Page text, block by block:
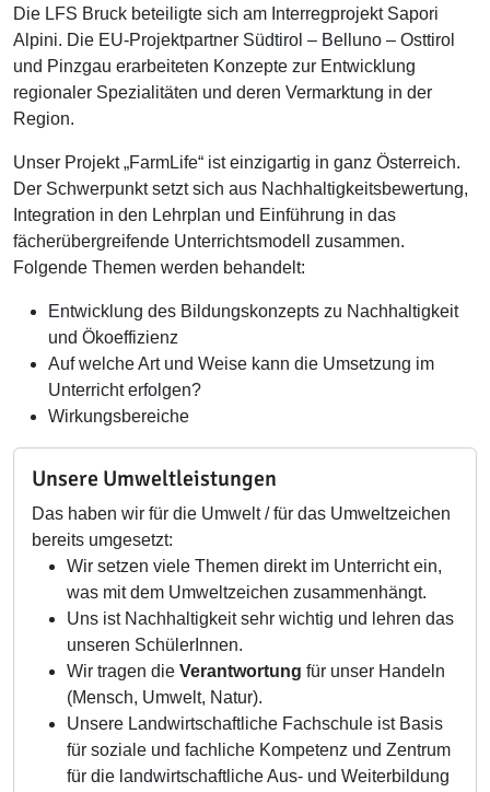
Die LFS Bruck beteiligte sich am Interregprojekt Sapori
Alpini. Die EU-Projektpartner Südtirol – Belluno – Osttirol
und Pinzgau erarbeiteten Konzepte zur Entwicklung
regionaler Spezialitäten und deren Vermarktung in der
Region.
Unser Projekt „FarmLife“ ist einzigartig in ganz Österreich.
Der Schwerpunkt setzt sich aus Nachhaltigkeitsbewertung,
Integration in den Lehrplan und Einführung in das
fächerübergreifende Unterrichtsmodell zusammen.
Folgende Themen werden behandelt:
Entwicklung des Bildungskonzepts zu Nachhaltigkeit
und Ökoeffizienz
Auf welche Art und Weise kann die Umsetzung im
Unterricht erfolgen?
Wirkungsbereiche
Unsere Umweltleistungen
Das haben wir für die Umwelt / für das Umweltzeichen
bereits umgesetzt:
Wir setzen viele Themen direkt im Unterricht ein,
was mit dem Umweltzeichen zusammenhängt.
Uns ist Nachhaltigkeit sehr wichtig und lehren das
unseren SchülerInnen.
Wir tragen die Verantwortung für unser Handeln
(Mensch, Umwelt, Natur).
Unsere Landwirtschaftliche Fachschule ist Basis
für soziale und fachliche Kompetenz und Zentrum
für die landwirtschaftliche Aus- und Weiterbildung